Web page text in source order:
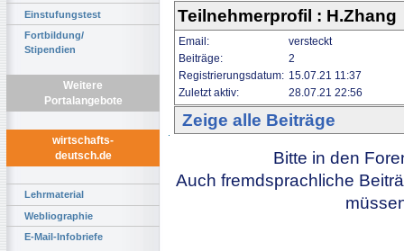
Einstufungstest
Fortbildung/
Stipendien
Weitere
Portalangebote
wirtschafts-
deutsch.de
Lehrmaterial
Webliographie
E-Mail-Infobriefe
Teilnehmerprofil : H.Zhang
Email:
versteckt
Beiträge:
2
Registrierungsdatum: 15.07.21 11:37
Zuletzt aktiv:
28.07.21 22:56
Zeige alle Beiträge
Bitte in den
Auch fremdsprachliche